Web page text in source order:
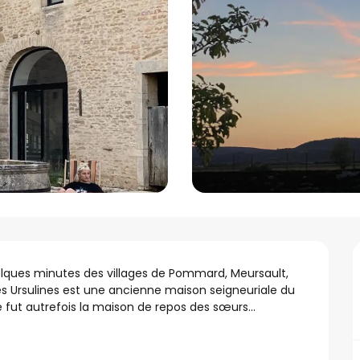
minutes des villages de Pommard, Meursault,
Ursulines est une ancienne maison seigneuriale du
autrefois la maison de repos des sœurs...